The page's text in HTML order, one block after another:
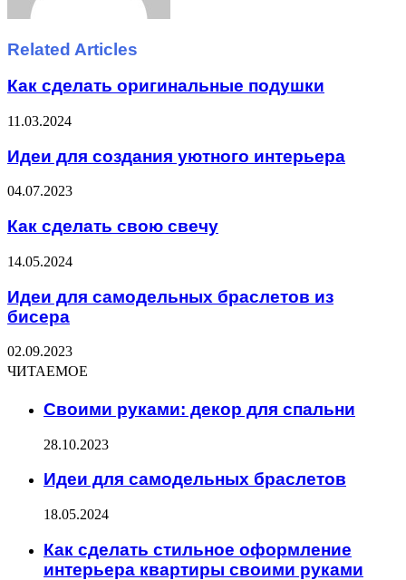
Related Articles
Как сделать оригинальные подушки
11.03.2024
Идеи для создания уютного интерьера
04.07.2023
Как сделать свою свечу
14.05.2024
Идеи для самодельных браслетов из
бисера
02.09.2023
ЧИТАЕМОЕ
Своими руками: декор для спальни
28.10.2023
Идеи для самодельных браслетов
18.05.2024
Как сделать стильное оформление
интерьера квартиры своими руками